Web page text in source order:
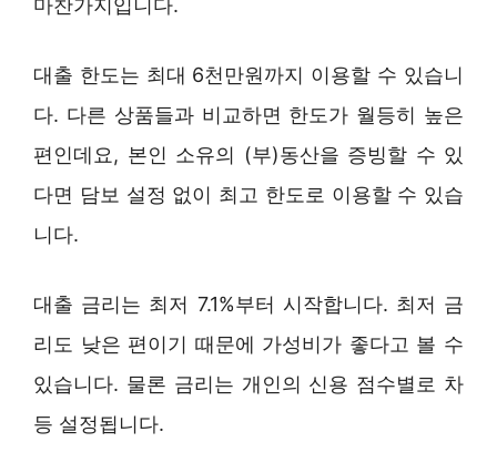
대출 한도는 최대 6천만원까지 이용할 수 있습니
다. 다른 상품들과 비교하면 한도가 월등히 높은
편인데요, 본인 소유의 (부)동산을 증빙할 수 있
다면 담보 설정 없이 최고 한도로 이용할 수 있습
니다.
대출 금리는 최저 7.1%부터 시작합니다. 최저 금
리도 낮은 편이기 때문에 가성비가 좋다고 볼 수
있습니다. 물론 금리는 개인의 신용 점수별로 차
등 설정됩니다.